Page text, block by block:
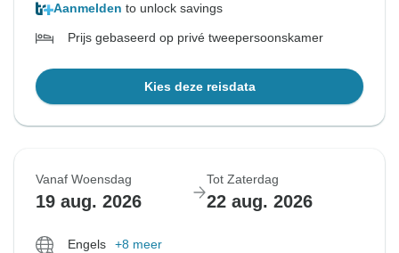
Aanmelden to unlock savings
Prijs gebaseerd op privé tweepersoonskamer
Kies deze reisdata
Vanaf Woensdag
19 aug. 2026
Tot Zaterdag
22 aug. 2026
Engels
+8 meer